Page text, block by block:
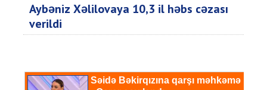
Aybəniz Xəlilovaya 10,3 il həbs cəzası
verildi